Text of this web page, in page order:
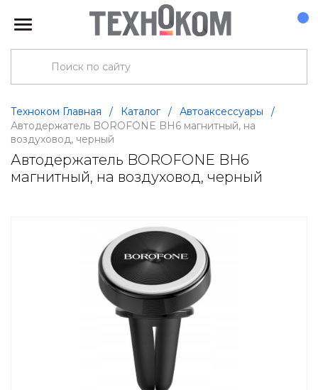
Техноком Главная / Каталог / Автоаксессуары
/
Автодержатель BOROFONE BH6 магнитный, на
воздуховод, черный
Автодержатель BOROFONE BH6
магнитный, на воздуховод, черный